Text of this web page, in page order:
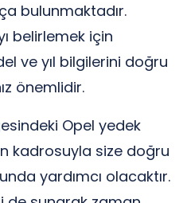
bulunmaktadır.
belirlemek için
ve yıl bilgilerini doğru
önemlidir.
Opel yedek
kadrosuyla size doğru
yardımcı olacaktır.